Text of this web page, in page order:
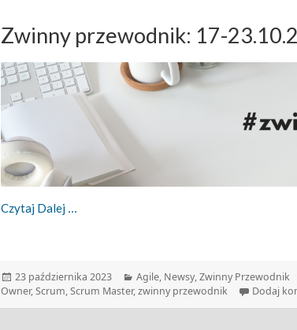
Zwinny przewodnik: 17-
Czytaj Dalej
Data
publikacji
23 października 2023 Kategorie
Agile, Newsy,Zwinny Przewodnik
Owner,Scrum,Scrum Master,zwinny przewodnik Dodaj